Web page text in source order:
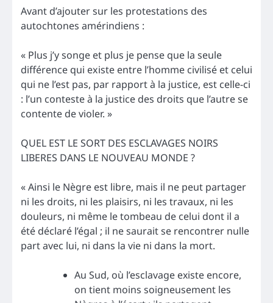
Avant d’ajouter sur les protestations des
autochtones amérindiens :
« Plus j’y songe et plus je pense que la seule
différence qui existe entre l’homme civilisé et celui
qui ne l’est pas, par rapport à la justice, est celle-ci
: l’un conteste à la justice des droits que l’autre se
contente de violer. »
QUEL EST LE SORT DES ESCLAVAGES NOIRS
LIBERES DANS LE NOUVEAU MONDE ?
« Ainsi le Nègre est libre, mais il ne peut partager
ni les droits, ni les plaisirs, ni les travaux, ni les
douleurs, ni même le tombeau de celui dont il a
été déclaré l’égal ; il ne saurait se rencontrer nulle
part avec lui, ni dans la vie ni dans la mort.
Au Sud, où l’esclavage existe encore,
on tient moins soigneusement les